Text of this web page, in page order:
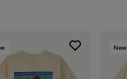
New